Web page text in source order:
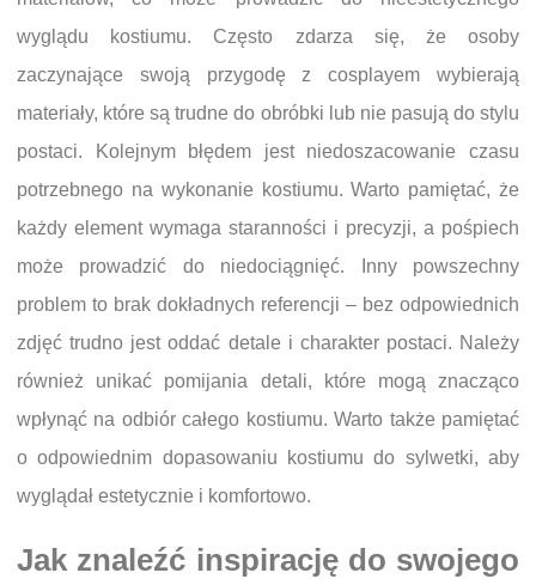
wyglądu kostiumu. Często zdarza się, że osoby
zaczynające swoją przygodę z cosplayem wybierają
materiały, które są trudne do obróbki lub nie pasują do stylu
postaci. Kolejnym błędem jest niedoszacowanie czasu
potrzebnego na wykonanie kostiumu. Warto pamiętać, że
każdy element wymaga staranności i precyzji, a pośpiech
może prowadzić do niedociągnięć. Inny powszechny
problem to brak dokładnych referencji – bez odpowiednich
zdjęć trudno jest oddać detale i charakter postaci. Należy
również unikać pomijania detali, które mogą znacząco
wpłynąć na odbiór całego kostiumu. Warto także pamiętać
o odpowiednim dopasowaniu kostiumu do sylwetki, aby
wyglądał estetycznie i komfortowo.
Jak znaleźć inspirację do swojego